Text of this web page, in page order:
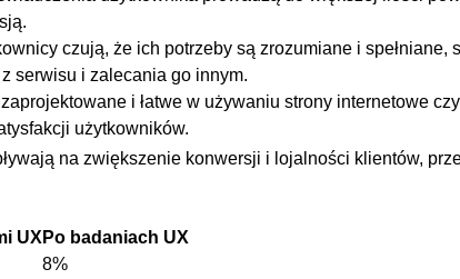
czują, ⁤że ich potrzeby są zrozumiane i⁤ spełniane,
serwisu i zalecania go⁣ innym.
i​ łatwe⁤ w używaniu ⁤strony internetowe
użytkowników.
na ⁣zwiększenie ‌konwersji i lojalności​ klientów,
UX Po badaniach UX
8%
PRZEJDŹ DO KOSZYKA
Kontynuuj zakupy